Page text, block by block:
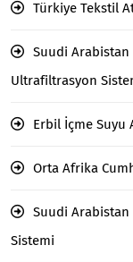
Türkiye Tekstil
Suudi Arabistan
Ultrafiltrasyon
Erbil İçme Suyu
Orta Afrika
Suudi Arabistan
Sistemi